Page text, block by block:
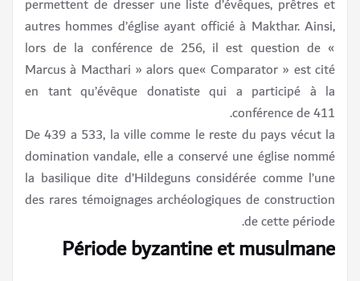
permettent de dresser une liste d’évêques, prêtres et
autres hommes d’église ayant officié à Makthar. Ainsi,
lors de la conférence de 256, il est question de «
Marcus à Macthari » alors que« Comparator » est cité
en tant qu’évêque donatiste qui a participé à la
conférence de 411.
De 439 a 533, la ville comme le reste du pays vécut la
domination vandale, elle a conservé une église nommé
la basilique dite d’Hildeguns considérée comme l’une
des rares témoignages archéologiques de construction
de cette période.
Période byzantine et musulmane